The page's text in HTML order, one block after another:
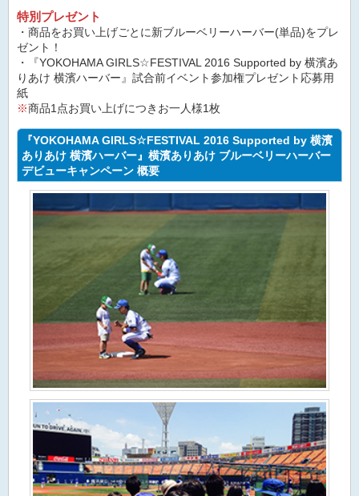
特別プレゼント
・商品をお買い上げごとに新ブルーベリーハーバー(単品)をプレ
ゼント！
・『YOKOHAMA GIRLS☆FESTIVAL 2016 Supported by 横濱あ
りあけ 横濱ハーバー』試合前イベント参加権プレゼント応募用
紙
※商品1点お買い上げにつきお一人様1枚
『YOKOHAMA GIRLS☆FESTIVAL 2016 Supported by 横濱
ありあけ 横濱ハーバー』横濱ありあけ ブルーベリーハーバー
デビューキャンペーン 概要